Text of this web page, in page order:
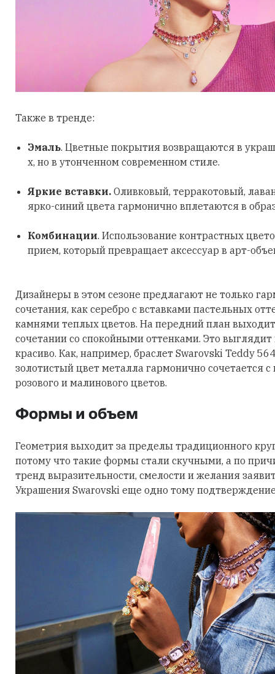
Также в тренде:
Эмаль. Цветные покрытия возвращаются в
х, но в утонченном современном стиле.
Яркие вставки. Оливковый, терракотовый,
ярко-синий цвета гармонично вплетаются в
Комбинации. Использование контрастных
прием, который превращает аксессуар в арт-
Дизайнеры в этом сезоне предлагают не только
сочетания, как серебро с вставками пастельных
камнями теплых цветов. На передний план
сочетании со спокойными оттенками. Это
красиво. Как, например, браслет Swarovski Teddy
золотистый цвет металла гармонично сочетается
розового и малинового цветов.
Формы и объем
Геометрия выходит за пределы традиционного
потому что такие формы стали скучными, а по
тренд выразительности, смелости и желания
Украшения Swarovski еще одно тому